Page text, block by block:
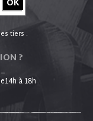
tiers .
?
_
à 18h